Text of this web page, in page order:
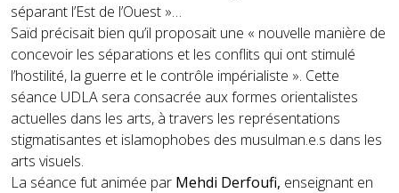
séparant l’Est de l’Ouest »…
Saïd précisait bien qu’il proposait une « nouvelle manière de
concevoir les séparations et les conflits qui ont stimulé
l’hostilité, la guerre et le contrôle impérialiste ». Cette
séance UDLA sera consacrée aux formes orientalistes
actuelles dans les arts, à travers les représentations
stigmatisantes et islamophobes des musulman.e.s dans les
arts visuels.
La séance fut animée par Mehdi Derfoufi, enseignant en